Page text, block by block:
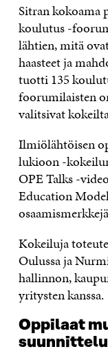
Sitran kokoama
koulutus -
lähtien, mitä
haasteet ja
tuotti 135
foorumilaisten
valitsivat
Ilmiölähtöisen
lukioon -
OPE Talks -
Education
Kokeiluja
Oulussa ja
hallinnon,
yritysten kanssa.
Oppilaat